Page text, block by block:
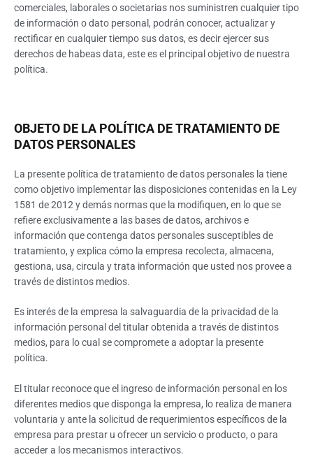
comerciales, laborales o societarias nos suministren cualquier tipo
de información o dato personal, podrán conocer, actualizar y
rectificar en cualquier tiempo sus datos, es decir ejercer sus
derechos de habeas data, este es el principal objetivo de nuestra
política.
OBJETO DE LA POLÍTICA DE TRATAMIENTO DE
DATOS PERSONALES
La presente política de tratamiento de datos personales la tiene
como objetivo implementar las disposiciones contenidas en la Ley
1581 de 2012 y demás normas que la modifiquen, en lo que se
refiere exclusivamente a las bases de datos, archivos e
información que contenga datos personales susceptibles de
tratamiento, y explica cómo la empresa recolecta, almacena,
gestiona, usa, circula y trata información que usted nos provee a
través de distintos medios.
Es interés de la empresa la salvaguardia de la privacidad de la
información personal del titular obtenida a través de distintos
medios, para lo cual se compromete a adoptar la presente
política.
El titular reconoce que el ingreso de información personal en los
diferentes medios que disponga la empresa, lo realiza de manera
voluntaria y ante la solicitud de requerimientos específicos de la
empresa para prestar u ofrecer un servicio o producto, o para
acceder a los mecanismos interactivos.